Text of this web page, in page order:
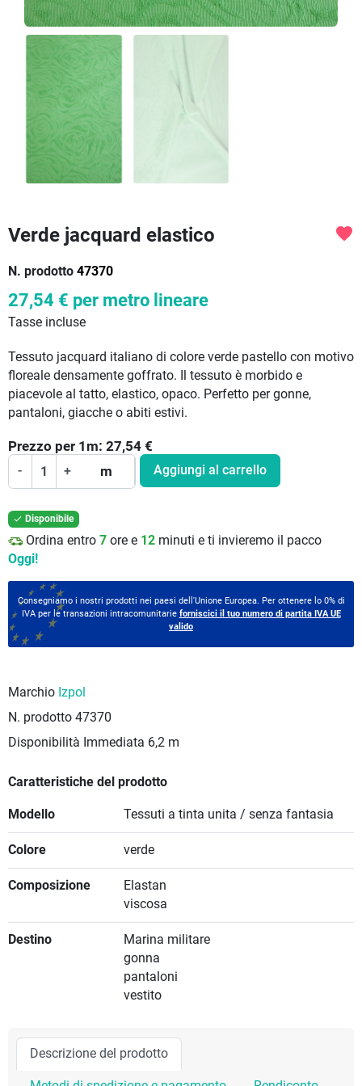
Verde jacquard elastico
N. prodotto 47370
favorite
27,54 € per metro lineare
Tasse incluse
Tessuto jacquard italiano di colore verde pastello con motivo
floreale densamente goffrato. Il tessuto è morbido e
piacevole al tatto, elastico, opaco. Perfetto per gonne,
pantaloni, giacche o abiti estivi.
Prezzo per 1 m: 27,54 €
- + m Aggiungi al carrello
 Disponibile
Ordina entro 7 ore e 12 minuti e ti invieremo il pacco
Oggi!
Consegniamo i nostri prodotti nei paesi dell'Unione Europea. Per ottenere lo 0% di
IVA per le transazioni intracomunitarie forniscici il tuo numero di partita IVA UE
valido
Marchio Izpol
N. prodotto 47370
Disponibilità Immediata 6,2 m
Caratteristiche del prodotto
Modello Tessuti a tinta unita / senza fantasia
Colore verde
Composizione
Elastan
viscosa
Destino
Marina militare
gonna
pantaloni
vestito
Descrizione del prodotto